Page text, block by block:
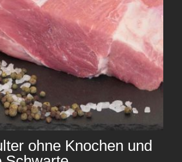
ohne Knochen und